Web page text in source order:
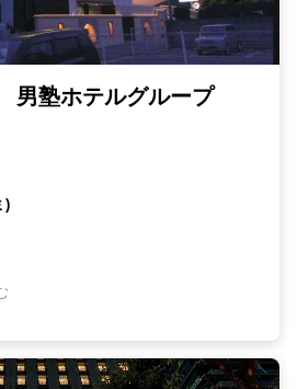
塾ホテルグループ
)